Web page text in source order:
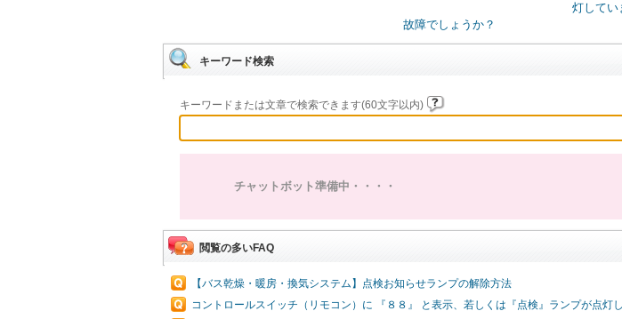
灯してい
故障でしょうか？
キーワード検索
キーワードまたは文章で検索できます(60文字以内)
チャットボット準備中・・・・
閲覧の多いFAQ
【バス乾燥・暖房・換気システム】点検お知らせランプの解除方法
コントロールスイッチ（リモコン）に 『８８』 と表示、若しくは『点検』ランプが点灯